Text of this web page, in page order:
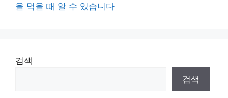
을 먹을 때 알 수 있습니다
검색
검색